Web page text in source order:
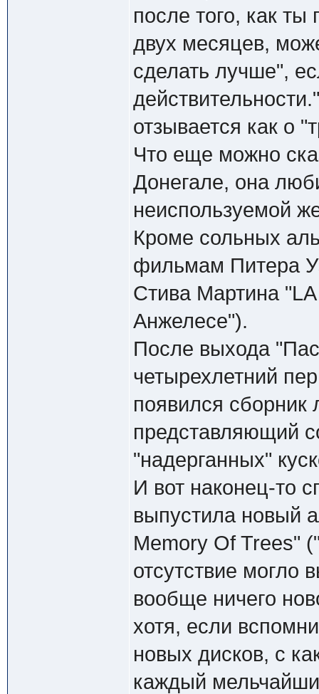
после того, как
двух месяцев,
сделать лучше",
отзывается как о
Что еще можно
Донегале, она
неиспользуемой
Кроме сольных
фильмам Питeра
Стива Мартина
Анжелесе").
После выхода
четырехлетний
появился
представляющий
"надерганных"
И вот наконец-то
выпустила новый
Memory Of Trees"
отсутствие могло
вообще ничего
хотя, если
новых дисков, с
каждый